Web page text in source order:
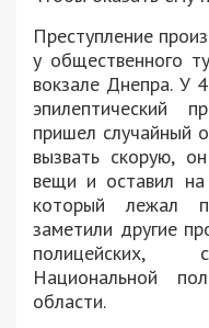
Преступление
у общественного
вокзале Днепра. У
эпилептический
пришел случайный
вызвать скорую,
вещи и оставил
который лежал
заметили другие
полицейских,
Национальной
области.